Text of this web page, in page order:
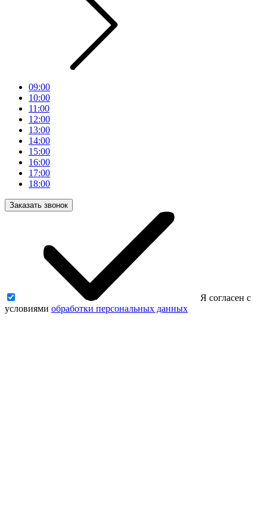
09:00
10:00
11:00
12:00
13:00
14:00
15:00
16:00
17:00
18:00
Заказать звонок
Я согласен с
условиями обработки персональных данных